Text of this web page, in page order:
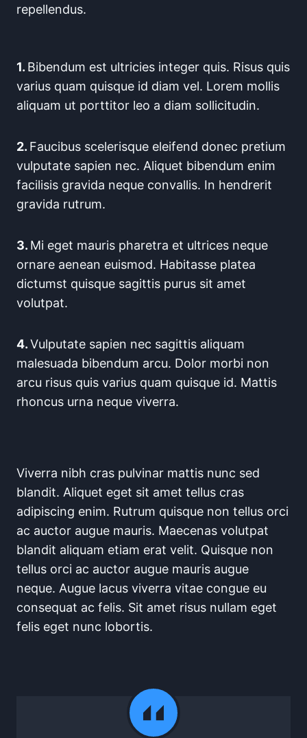
repellendus.
1. Bibendum est ultricies integer quis. Risus quis
varius quam quisque id diam vel. Lorem mollis
aliquam ut porttitor leo a diam sollicitudin.
2. Faucibus scelerisque eleifend donec pretium
vulputate sapien nec. Aliquet bibendum enim
facilisis gravida neque convallis. In hendrerit
gravida rutrum.
3. Mi eget mauris pharetra et ultrices neque
ornare aenean euismod. Habitasse platea
dictumst quisque sagittis purus sit amet
volutpat.
4.Vulputate sapien nec sagittis aliquam
malesuada bibendum arcu. Dolor morbi non
arcu risus quis varius quam quisque id. Mattis
rhoncus urna neque viverra.
Viverra nibh cras pulvinar mattis nunc sed
blandit. Aliquet eget sit amet tellus cras
adipiscing enim. Rutrum quisque non tellus orci
ac auctor augue mauris. Maecenas volutpat
blandit aliquam etiam erat velit. Quisque non
tellus orci ac auctor augue mauris augue
neque. Augue lacus viverra vitae congue eu
consequat ac felis. Sit amet risus nullam eget
felis eget nunc lobortis.